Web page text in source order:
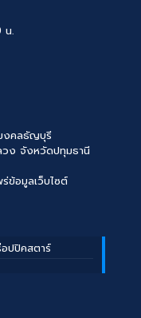
น.
งคลธัญบุรี
ง จังหวัดปทุมธานี
ข้อมูลเว็บไซต์
ปปิคสตาร์